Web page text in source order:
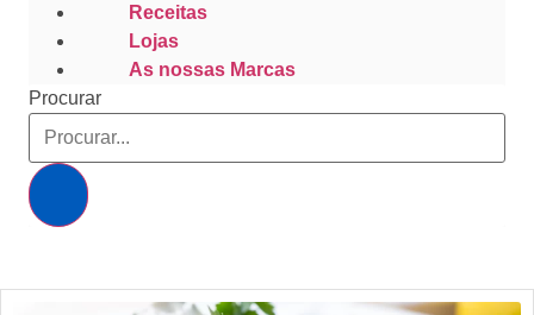
Receitas
Lojas
As nossas Marcas
Procurar